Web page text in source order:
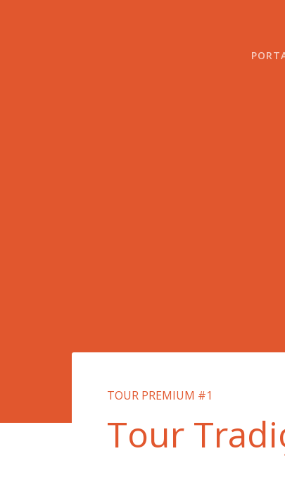
TOUR PREMIUM #1
Tour